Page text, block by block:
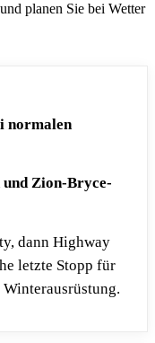
planen Sie bei Wetter
normalen
und Zion-Bryce-
dann Highway
letzte Stopp für